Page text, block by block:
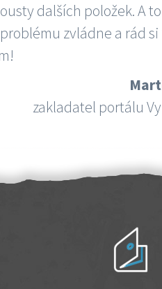
dalších položek. A
zvládne a rád
zakladatel portálu